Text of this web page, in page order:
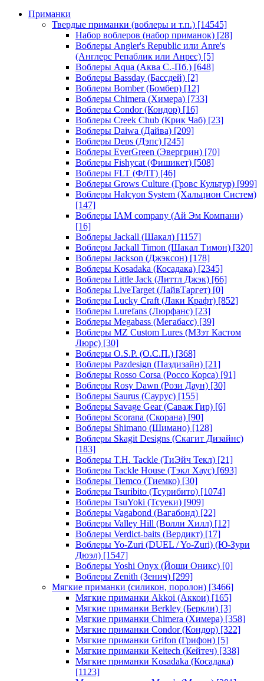
Приманки
Твердые приманки (воблеры и т.п.) [14545]
Набор воблеров (набор приманок) [28]
Воблеры Angler's Republic или Anre's
(Англерс Репаблик или Анрес) [5]
Воблеры Aqua (Аква С.-Пб.) [648]
Воблеры Bassday (Бассдей) [2]
Воблеры Bomber (Бомбер) [12]
Воблеры Chimera (Химера) [733]
Воблеры Condor (Кондор) [16]
Воблеры Creek Chub (Крик Чаб) [23]
Воблеры Daiwa (Дайва) [209]
Воблеры Deps (Дэпс) [245]
Воблеры EverGreen (Эвергрин) [70]
Воблеры Fishycat (Фишикет) [508]
Воблеры FLT (ФЛТ) [46]
Воблеры Grows Culture (Гровс Культур) [999]
Воблеры Halcyon System (Хальцион Систем)
[147]
Воблеры IAM company (Ай Эм Компани)
[16]
Воблеры Jackall (Шакал) [1157]
Воблеры Jackall Timon (Шакал Тимон) [320]
Воблеры Jackson (Джэксон) [178]
Воблеры Kosadaka (Косадака) [2345]
Воблеры Little Jack (Литтл Джэк) [66]
Воблеры LiveTarget (ЛайвТаргет) [0]
Воблеры Lucky Craft (Лаки Крафт) [852]
Воблеры Lurefans (Люрфанс) [23]
Воблеры Megabass (Мегабасс) [39]
Воблеры MZ Custom Lures (МЗэт Кастом
Люрс) [30]
Воблеры O.S.P. (О.С.П.) [368]
Воблеры Pazdesign (Паздизайн) [21]
Воблеры Rosso Corsa (Россо Корса) [91]
Воблеры Rosy Dawn (Рози Даун) [30]
Воблеры Saurus (Саурус) [155]
Воблеры Savage Gear (Саваж Гир) [6]
Воблеры Scorana (Скорана) [90]
Воблеры Shimano (Шимано) [128]
Воблеры Skagit Designs (Скагит Дизайнс)
[183]
Воблеры T.H. Tackle (ТиЭйч Текл) [21]
Воблеры Tackle House (Тэкл Хаус) [693]
Воблеры Tiemco (Тиемко) [30]
Воблеры Tsuribito (Тсурибито) [1074]
Воблеры TsuYoki (Тсуеки) [909]
Воблеры Vagabond (Вагабонд) [22]
Воблеры Valley Hill (Волли Хилл) [12]
Воблеры Verdict-baits (Вердикт) [17]
Воблеры Yo-Zuri (DUEL / Yo-Zuri) (Ю-Зури
Дюэл) [1547]
Воблеры Yoshi Onyx (Йоши Оникс) [0]
Воблеры Zenith (Зенич) [299]
Мягкие приманки (силикон, поролон) [3466]
Мягкие приманки Akkoi (Аккои) [165]
Мягкие приманки Berkley (Беркли) [3]
Мягкие приманки Chimera (Химера) [358]
Мягкие приманки Condor (Кондор) [322]
Мягкие приманки Grifon (Грифон) [5]
Мягкие приманки Keitech (Кейтеч) [338]
Мягкие приманки Kosadaka (Косадака)
[1123]